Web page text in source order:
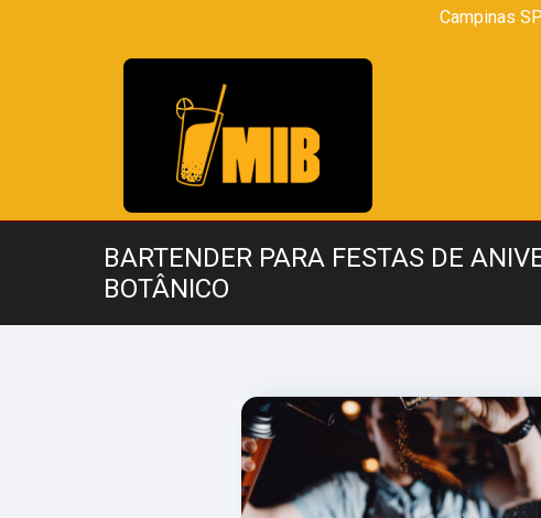
Campinas
BARTENDER PARA FESTAS DE
BOTÂNICO